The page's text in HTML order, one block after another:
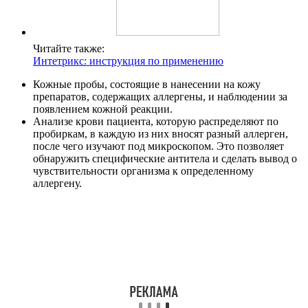
Читайте также:
Интетрикс: инструкция по применению
Кожные пробы, состоящие в нанесении на кожу
препаратов, содержащих аллергены, и наблюдении за
появлением кожной реакции.
Анализе крови пациента, которую распределяют по
пробиркам, в каждую из них вносят разный аллерген,
после чего изучают под микроскопом. Это позволяет
обнаружить специфические антитела и сделать вывод о
чувствительности организма к определенному
аллергену.